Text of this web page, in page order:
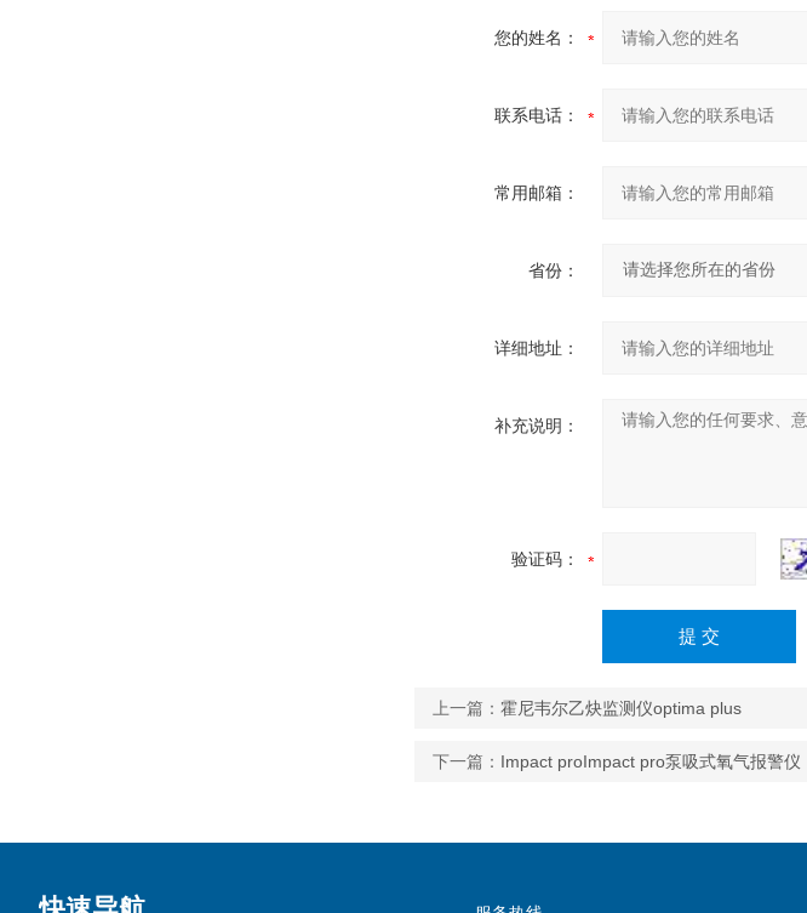
您的姓名：
联系电话：
常用邮箱：
省份：
详细地址：
补充说明：
验证码：
上一篇： 霍尼韦尔乙炔监测仪optima plus
下一篇： Impact proImpact pro泵吸式氧气报警仪